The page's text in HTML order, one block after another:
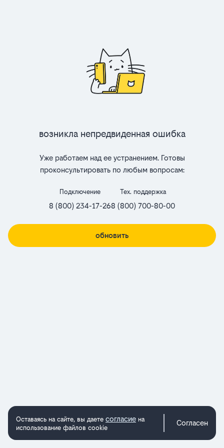
Возникла непредвиденная ошибка
Уже работаем над ее устранением. Готовы
проконсультировать по любым вопросам:
Подключение
8 (800) 234-17-26
Тех. поддержка
8 (800) 700-80-00
обновить
Оставаясь на сайте, вы даете согласие на
использование файлов cookie
Согласен